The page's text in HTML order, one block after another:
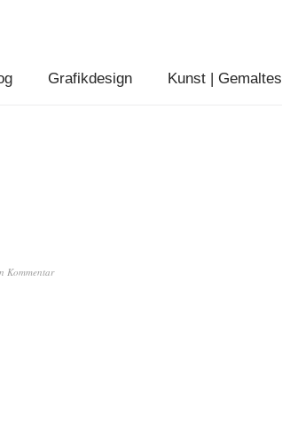
Grafikdesign Kunst | Gemaltes
Kommentar